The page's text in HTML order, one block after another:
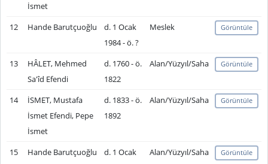
İsmet
12 Hande Barutçuoğlu
d. 1 Ocak
1984 - ö. ?
Meslek Görüntüle
13
HÂLET, Mehmed
Sa'îd Efendi
d. 1760 - ö.
1822
Alan/Yüzyıl/Saha Görüntüle
14
İSMET, Mustafa
İsmet Efendi, Pepe
İsmet
d. 1833 - ö.
1892
Alan/Yüzyıl/Saha Görüntüle
15 Hande Barutçuoğlu
d. 1 Ocak
Alan/Yüzyıl/Saha Görüntüle